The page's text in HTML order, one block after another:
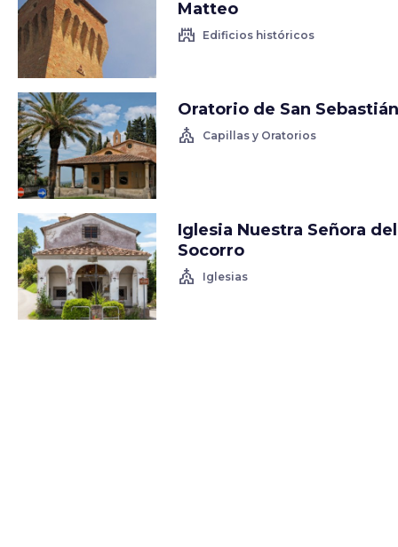
Matteo
castle Edificios históricos
Oratorio de San Sebastián
church Capillas y Oratorios
Iglesia Nuestra Señora del
Socorro
church Iglesias